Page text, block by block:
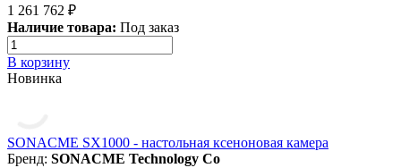
1 261 762 ₽
Наличие товара: Под заказ
В корзину
Новинка
SONACME SX1000 - настольная ксеноновая камера
Бренд: SONACME Technology Co